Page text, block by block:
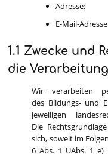
Adresse:
E-Mail-
1.1 Zwecke und
die
Wir verarbeiten
des Bildungs- und
jeweiligen
Die
sich, soweit im
6 Abs. 1 UAbs. 1 e)